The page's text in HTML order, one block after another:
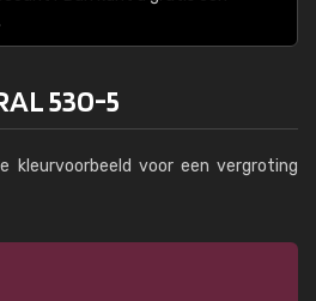
530-5
kleurvoorbeeld voor een vergroting